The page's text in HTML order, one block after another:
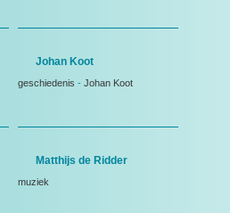
Johan Koot
geschiedenis - Johan Koot
Matthijs de Ridder
muziek